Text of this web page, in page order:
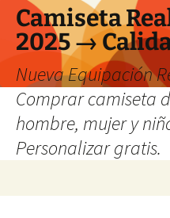
Camiseta
2025 →
Nueva Equipación
Comprar camiseta
hombre, mujer y
Personalizar gratis.